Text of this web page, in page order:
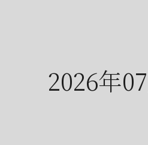
2026年